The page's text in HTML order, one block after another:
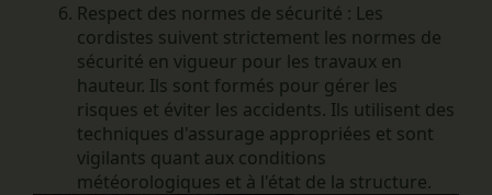
Respect des normes de sécurité : Les
cordistes suivent strictement les normes de
sécurité en vigueur pour les travaux en
hauteur. Ils sont formés pour gérer les
risques et éviter les accidents. Ils utilisent des
techniques d'assurage appropriées et sont
vigilants quant aux conditions
météorologiques et à l'état de la structure.